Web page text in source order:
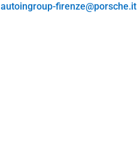
autoingroup-firenze@porsche.it